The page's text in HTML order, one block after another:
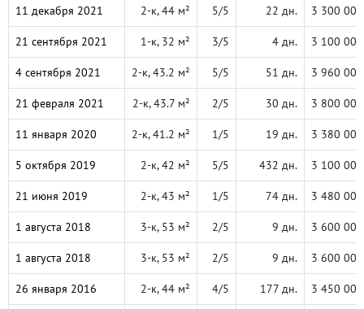
11 декабря 2021 2-к, 44 м² 5/5 22 дн. 3 300 000
21 сентября 2021 1-к, 32 м² 3/5 4 дн. 3 100 000
4 сентября 2021 2-к, 43.2 м² 5/5 51 дн. 3 960 000
21 февраля 2021 2-к, 43.7 м² 2/5 30 дн. 3 800 000
11 января 2020 2-к, 41.2 м² 1/5 19 дн. 3 380 000
5 октября 2019 2-к, 42 м² 5/5 432 дн. 3 100 000
21 июня 2019 2-к, 43 м² 1/5 74 дн. 3 480 000
1 августа 2018 3-к, 53 м² 2/5 9 дн. 3 600 000
1 августа 2018 3-к, 53 м² 2/5 9 дн. 3 600 000
26 января 2016 2-к, 44 м² 4/5 177 дн. 3 450 000